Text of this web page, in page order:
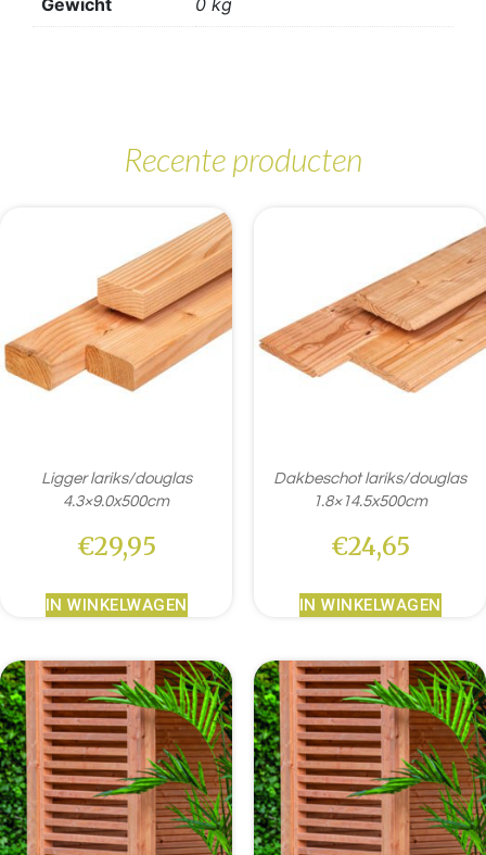
Gewicht 0 kg
Recente producten
Ligger lariks/douglas
4.3×9.0x500cm
€29,95
IN WINKELWAGEN
Dakbeschot lariks/douglas
1.8×14.5x500cm
€24,65
IN WINKELWAGEN